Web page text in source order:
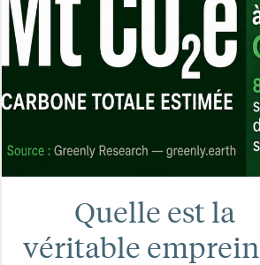
Quelle est la
véritable